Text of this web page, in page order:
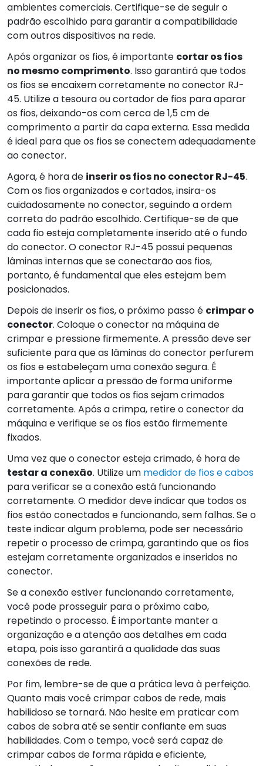
ambientes comerciais. Certifique-se de seguir o
padrão escolhido para garantir a compatibilidade
com outros dispositivos na rede.
Após organizar os fios, é importante cortar os fios
no mesmo comprimento. Isso garantirá que todos
os fios se encaixem corretamente no conector RJ-
45. Utilize a tesoura ou cortador de fios para aparar
os fios, deixando-os com cerca de 1,5 cm de
comprimento a partir da capa externa. Essa medida
é ideal para que os fios se conectem adequadamente
ao conector.
Agora, é hora de inserir os fios no conector RJ-45.
Com os fios organizados e cortados, insira-os
cuidadosamente no conector, seguindo a ordem
correta do padrão escolhido. Certifique-se de que
cada fio esteja completamente inserido até o fundo
do conector. O conector RJ-45 possui pequenas
lâminas internas que se conectarão aos fios,
portanto, é fundamental que eles estejam bem
posicionados.
Depois de inserir os fios, o próximo passo é crimpar o
conector. Coloque o conector na máquina de
crimpar e pressione firmemente. A pressão deve ser
suficiente para que as lâminas do conector perfurem
os fios e estabeleçam uma conexão segura. É
importante aplicar a pressão de forma uniforme
para garantir que todos os fios sejam crimados
corretamente. Após a crimpa, retire o conector da
máquina e verifique se os fios estão firmemente
fixados.
Uma vez que o conector esteja crimado, é hora de
testar a conexão. Utilize um medidor de fios e cabos
para verificar se a conexão está funcionando
corretamente. O medidor deve indicar que todos os
fios estão conectados e funcionando, sem falhas. Se o
teste indicar algum problema, pode ser necessário
repetir o processo de crimpa, garantindo que os fios
estejam corretamente organizados e inseridos no
conector.
Se a conexão estiver funcionando corretamente,
você pode prosseguir para o próximo cabo,
repetindo o processo. É importante manter a
organização e a atenção aos detalhes em cada
etapa, pois isso garantirá a qualidade das suas
conexões de rede.
Por fim, lembre-se de que a prática leva à perfeição.
Quanto mais você crimpar cabos de rede, mais
habilidoso se tornará. Não hesite em praticar com
cabos de sobra até se sentir confiante em suas
habilidades. Com o tempo, você será capaz de
crimpar cabos de forma rápida e eficiente,